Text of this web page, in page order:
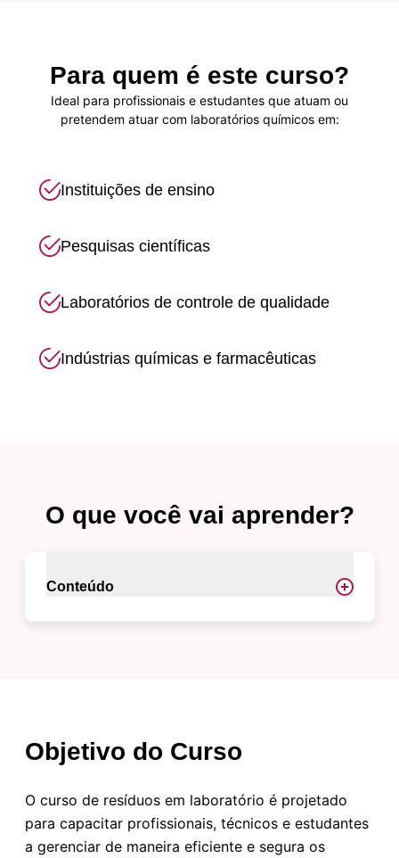
Para quem é este curso?
Ideal para profissionais e estudantes que atuam ou
pretendem atuar com laboratórios químicos em:
Instituições de ensino
Pesquisas científicas
Laboratórios de controle de qualidade
Indústrias químicas e farmacêuticas
O que você vai aprender?
Conteúdo
Objetivo do Curso
O curso de resíduos em laboratório é projetado
para capacitar profissionais, técnicos e estudantes
a gerenciar de maneira eficiente e segura os